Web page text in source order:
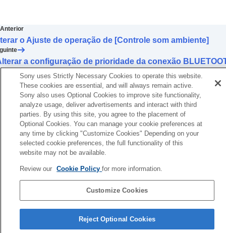
toque
som ambiente]
Alterar o serviço atribuído aoQuick
Access
Alterar a configuração de prioridade da
conexãoBLUETOOTH(LE Audio) (Qualidade
da conexão LE Audio)
Habilitar o controle de fones de ouvido
através do movimento de sim e não com a
cabeça (Gestos de cabeça)
Configurar uma conexão
fones de ouvido
Determinar o tamanho ideal das pontas
Configurando a energia para desligar
automaticamente (Desligamento Automático)
Pausar a reprodução da música quando os
Anterior
o Ajuste de operação de [Controle som ambiente]
a configuração de prioridade da conexão
(LE Audio) (Qualidade da conexão LE
Página de seleção de idioma
4-730-255-66(1)
Sony uses Strictly Necessary Cookies to operate this website.
These cookies are essential, and will always remain active.
Sony also uses Optional Cookies to improve site functionality,
analyze usage, deliver advertisements and interact with third
parties. By using this site, you agree to the placement of
Optional Cookies. You can manage your cookie preferences at
any time by clicking "Customize Cookies" Depending on your
selected cookie preferences, the full functionality of this
website may not be available.
Review our Cookie Policyfor more information.
Customize Cookies
Reject Optional Cookies